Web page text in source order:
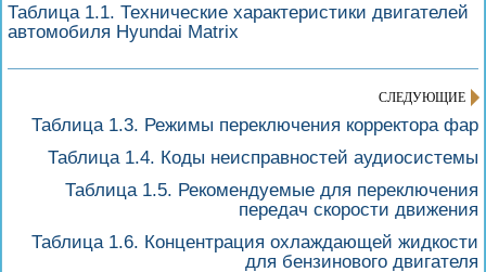
Таблица 1.1. Технические характеристики двигателей
автомобиля Hyundai Matrix
СЛЕДУЮЩИЕ
Таблица 1.3. Режимы переключения корректора фар
Таблица 1.4. Коды неисправностей аудиосистемы
Таблица 1.5. Рекомендуемые для переключения
передач скорости движения
Таблица 1.6. Концентрация охлаждающей жидкости
для бензинового двигателя